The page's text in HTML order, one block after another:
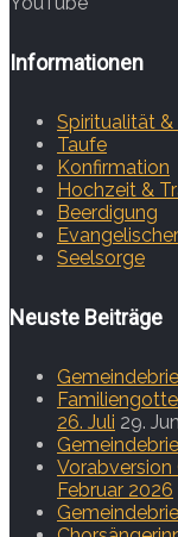
Informationen
Spiritualität
Taufe
Konfirmation
Hochzeit &
Beerdigung
Seelsorge
Neuste Beiträge
26. Juli 29.
Februar 2026